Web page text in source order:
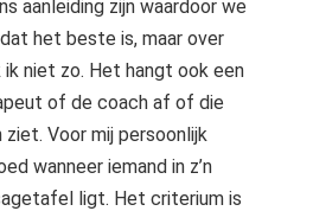
aanleiding zijn waardoor we
het beste is, maar over
niet zo. Het hangt ook een
of de coach af of die
ziet. Voor mij persoonlijk
wanneer iemand in z’n
ligt. Het criterium is